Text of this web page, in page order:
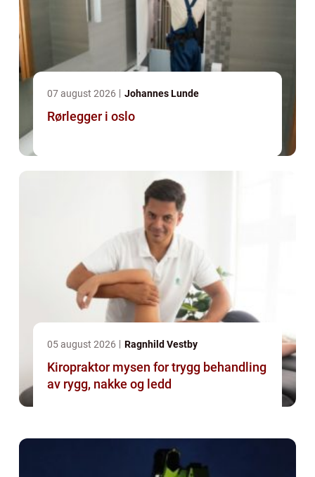
07 august 2026 Johannes Lunde
Rørlegger i oslo
05 august 2026 Ragnhild Vestby
Kiropraktor mysen for trygg behandling
av rygg, nakke og ledd